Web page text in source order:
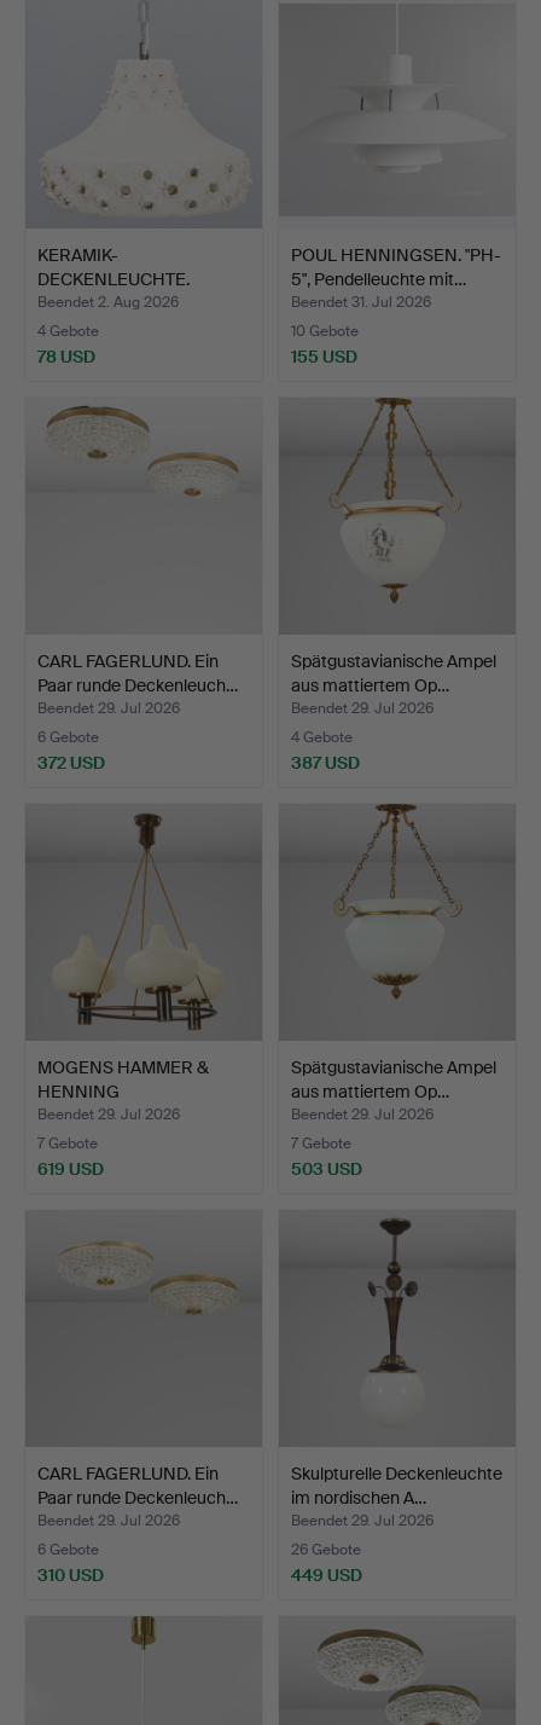
KERAMIK-
DECKENLEUCHTE.
Dänemark, 1970er Ja…
Beendet 2. Aug 2026
4 Gebote
78 USD
POUL HENNINGSEN. "PH-
5", Pendelleuchte mit…
Beendet 31. Jul 2026
10 Gebote
155 USD
CARL FAGERLUND. Ein
Paar runde Deckenleuch…
Beendet 29. Jul 2026
6 Gebote
372 USD
Spätgustavianische Ampel
aus mattiertem Op…
Beendet 29. Jul 2026
4 Gebote
387 USD
MOGENS HAMMER &
HENNING
MOLDENHAWER. Ringk…
Beendet 29. Jul 2026
7 Gebote
619 USD
Spätgustavianische Ampel
aus mattiertem Op…
Beendet 29. Jul 2026
7 Gebote
503 USD
CARL FAGERLUND. Ein
Paar runde Deckenleuch…
Beendet 29. Jul 2026
6 Gebote
310 USD
Skulpturelle Deckenleuchte
im nordischen A…
Beendet 29. Jul 2026
26 Gebote
449 USD